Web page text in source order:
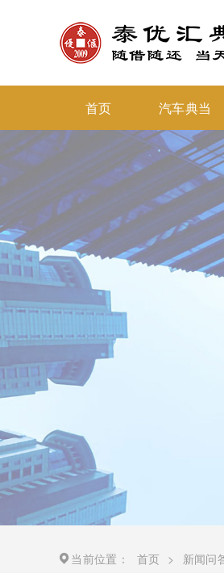
首页 汽车典当
当前位置： 首页 > 新闻问